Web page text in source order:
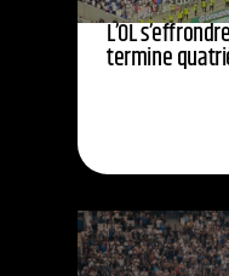
L’OL
termine